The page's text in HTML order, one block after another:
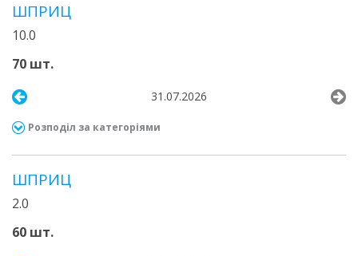
ШПРИЦ
10.0
70 шт.
31.07.2026
Розподіл за категоріями
ШПРИЦ
2.0
60 шт.